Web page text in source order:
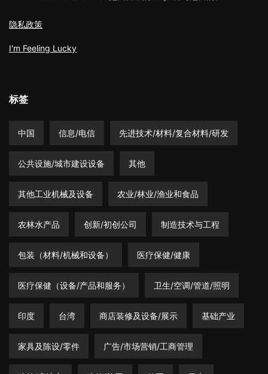
隐私政策
I'm Feeling Lucky
标签
中国 信息/电信 先进技术/材料/复合材料/研发
公共设施/城市建设设备 其他
其他工业机械及设备 农业/林业/渔业和食品
农林水产品 创新/初创公司 制造技术与工程
包装（材料/机械和设备） 医疗保健/健康
医疗保健（设备/产品和服务） 卫生/空调/管道/照明
印度 台湾 商店装修及设备/展示 基础产业
家具及陈设/零件 广告/市场营销/工商管理